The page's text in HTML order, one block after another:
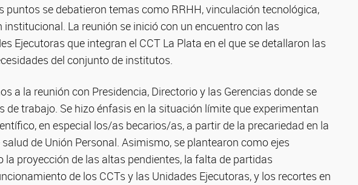
puntos se debatieron temas como RRHH, vinculación tecnológica,
La reunión se inició con un encuentro con las
Ejecutoras que integran el CCT La Plata en el que se detallaron las
del conjunto de institutos.
a la reunión con Presidencia, Directorio y las Gerencias donde se
de trabajo. Se hizo énfasis en la situación límite que experimentan
en especial los/as becarios/as, a partir de la precariedad en la
de Unión Personal. Asimismo, se plantearon como ejes
la proyección de las altas pendientes, la falta de partidas
de los CCTs y las Unidades Ejecutoras, y los recortes en